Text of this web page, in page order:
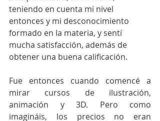
teniendo en cuenta mi nivel
entonces y mi desconocimiento
formado en la materia, y sentí
mucha satisfacción, además de
obtener una buena calificación.
Fue entonces cuando comencé a
mirar cursos de ilustración,
animación y 3D. Pero como
imagináis, los precios no eran